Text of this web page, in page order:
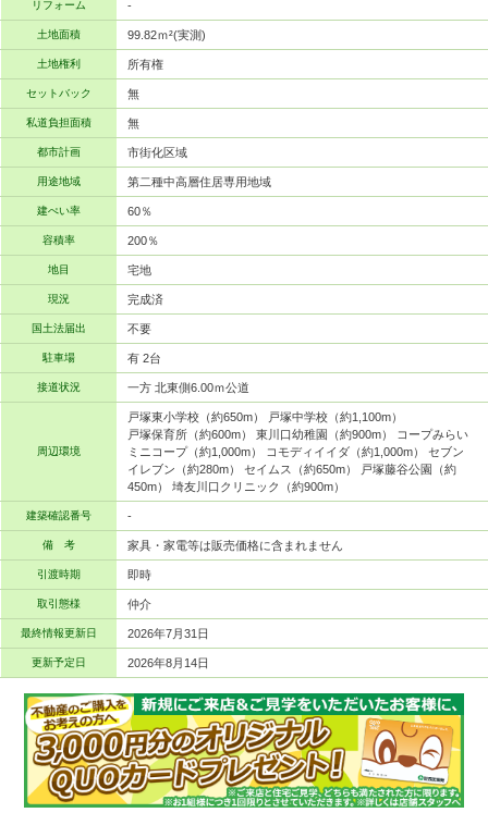
リフォーム -
土地面積 99.82ｍ²(実測)
土地権利 所有権
セットバック 無
私道負担面積 無
都市計画 市街化区域
用途地域 第二種中高層住居専用地域
建ぺい率 60％
容積率 200％
地目 宅地
現況 完成済
国土法届出 不要
駐車場 有 2台
接道状況 一方 北東側6.00ｍ公道
周辺環境
戸塚東小学校（約650m） 戸塚中学校（約1,100m）
戸塚保育所（約600m） 東川口幼稚園（約900m） コープみらい
ミニコープ（約1,000m） コモディイイダ（約1,000m） セブン
イレブン（約280m） セイムス（約650m） 戸塚藤谷公園（約
450m） 埼友川口クリニック（約900m）
建築確認番号 -
備 考 家具・家電等は販売価格に含まれません
引渡時期 即時
取引態様 仲介
最終情報更新日 2026年7月31日
更新予定日 2026年8月14日